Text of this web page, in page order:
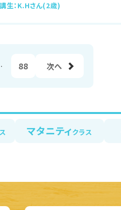
生：K.Hさん(2歳)
88 次へ
マタニティクラス